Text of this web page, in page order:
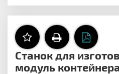
Станок для
модуль